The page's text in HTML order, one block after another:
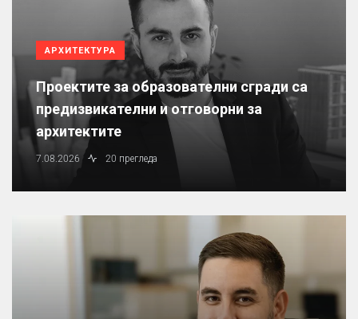
АРХИТЕКТУРА
Проектите за образователни сгради са
предизвикателни и отговорни за
архитектите
7.08.2026 20 прегледа